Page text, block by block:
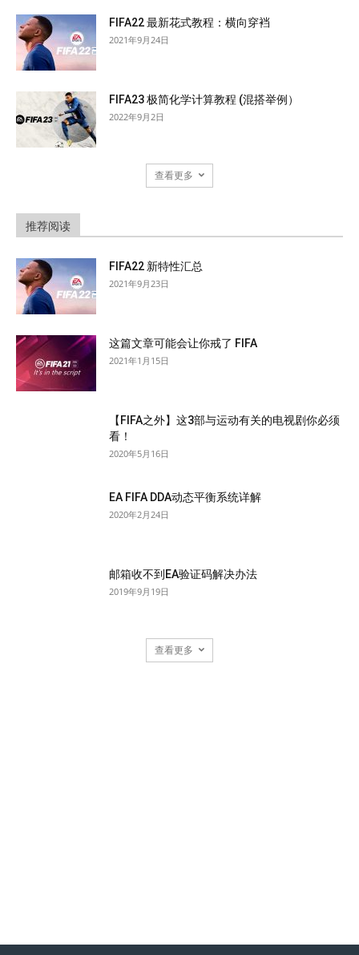
FIFA22 最新花式教程：横向穿裆
2021年9月24日
FIFA23 极简化学计算教程 (混搭举例）
2022年9月2日
查看更多
推荐阅读
FIFA22 新特性汇总
2021年9月23日
这篇文章可能会让你戒了 FIFA
2021年1月15日
【FIFA之外】这3部与运动有关的电视剧你必须
看！
2020年5月16日
EA FIFA DDA动态平衡系统详解
2020年2月24日
邮箱收不到EA验证码解决办法
2019年9月19日
查看更多